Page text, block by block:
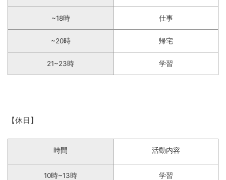
~18時 仕事
~20時 帰宅
21~23時 学習
【休日】
時間 活動内容
10時~13時 学習